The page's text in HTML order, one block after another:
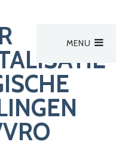
MENU
derden